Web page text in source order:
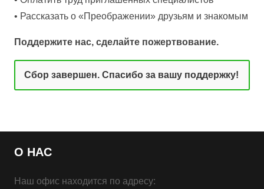
• Рассказать о «Преображении» друзьям и знакомым
Поддержите нас, сделайте пожертвование.
Сбор завершен. Спасибо за вашу поддержку!
О НАС
Наш офис находится по адресу: